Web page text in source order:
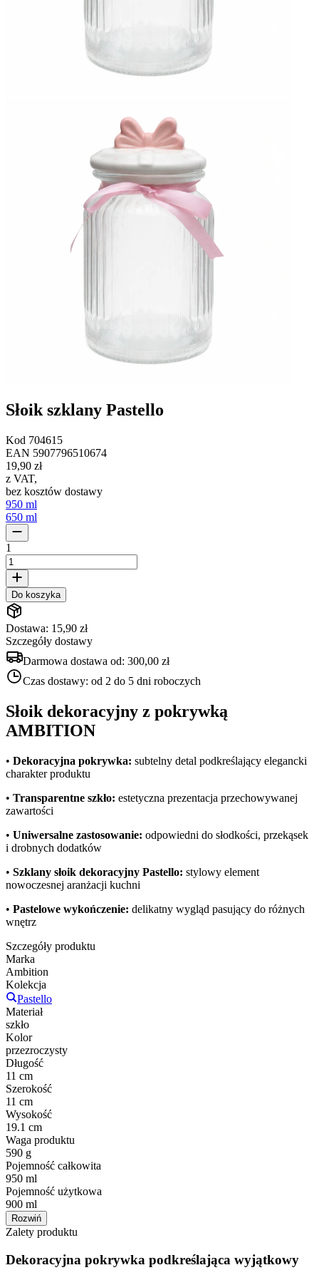
Słoik szklany Pastello
Kod 704615
EAN 5907796510674
19,90 zł
z VAT,
bez kosztów dostawy
950 ml
650 ml
1
Do koszyka
Dostawa: 15,90 zł
Szczegóły dostawy
Darmowa dostawa od: 300,00 zł
Czas dostawy: od 2 do 5 dni roboczych
Słoik dekoracyjny z pokrywką
AMBITION
• Dekoracyjna pokrywka: subtelny detal podkreślający elegancki
charakter produktu
• Transparentne szkło: estetyczna prezentacja przechowywanej
zawartości
• Uniwersalne zastosowanie: odpowiedni do słodkości, przekąsek
i drobnych dodatków
• Szklany słoik dekoracyjny Pastello: stylowy element
nowoczesnej aranżacji kuchni
• Pastelowe wykończenie: delikatny wygląd pasujący do różnych
wnętrz
Szczegóły produktu
Marka
Ambition
Kolekcja
Pastello
Materiał
szkło
Kolor
przezroczysty
Długość
11 cm
Szerokość
11 cm
Wysokość
19.1 cm
Waga produktu
590 g
Pojemność całkowita
950 ml
Pojemność użytkowa
900 ml
Rozwiń
Zalety produktu
Dekoracyjna pokrywka podkreślająca wyjątkowy